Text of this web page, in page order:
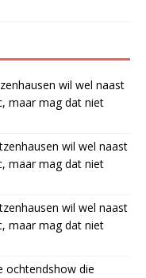
wil wel naast
maar mag dat niet
wil wel naast
maar mag dat niet
wil wel naast
maar mag dat niet
ochtendshow die